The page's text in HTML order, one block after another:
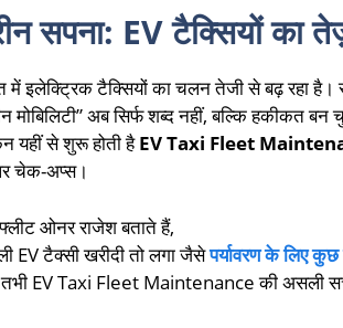
सपना: EV टैक्सियों का
में इलेक्ट्रिक टैक्सियों का चलन तेजी से बढ़ रहा है।
मोबिलिटी” अब सिर्फ शब्द नहीं, बल्कि हकीकत बन
यहीं से शुरू होती हैEV Taxi Fleet
चेक-अप्स।
ओनर राजेश बताते हैं,
EV टैक्सी खरीदी तो लगा जैसेपर्यावरण के लिए कुछ
EV Taxi Fleet Maintenance की असली